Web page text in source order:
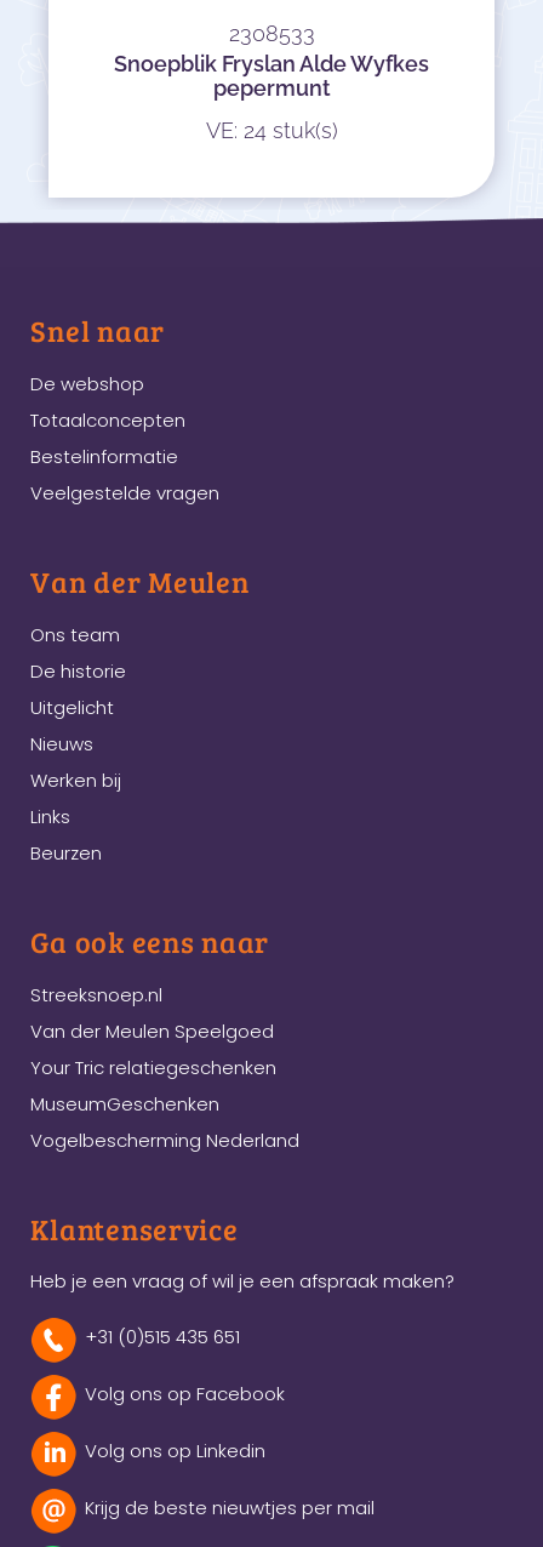
2308533
Snoepblik Fryslan Alde Wyfkes
pepermunt
VE: 24 stuk(s)
Snel naar
De webshop
Totaalconcepten
Bestelinformatie
Veelgestelde vragen
Van der Meulen
Ons team
De historie
Uitgelicht
Nieuws
Werken bij
Links
Beurzen
Ga ook eens naar
Streeksnoep.nl
Van der Meulen Speelgoed
Your Tric relatiegeschenken
MuseumGeschenken
Vogelbescherming Nederland
Klantenservice
Heb je een vraag of wil je een afspraak maken?
+31 (0)515 435 651
Volg ons op Facebook
Volg ons op Linkedin
Krijg de beste nieuwtjes per mail